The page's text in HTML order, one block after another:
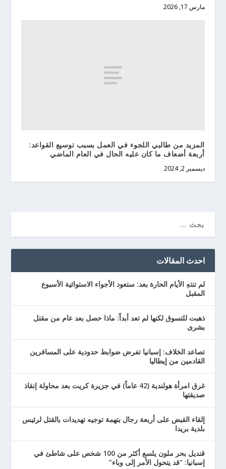
مارس 17, 2026
المزيد من طالبي اللجوء في العمل بسبب توسيع القواعد:
أربعة أضعاف ما كان عليه الحال في العام الماضي
ديسمبر 2, 2024
احدث المقالات
لم تنتهِ الأيام الحارة بعد: ستعود الأجواء الاستوائية الأسبوع
المقبل
ذهبت للتسوق لكنها لم تعد أبداً: ماذا حصل بعد عام من مقتل
بشرى
تصاعد الخلاف: إسبانيا تفرض ضوابط حدودية على المسافرين
القادمين من إيطاليا
غرق امرأة هولندية (42 عاماً) في جزيرة كريت بعد محاولة إنقاذ
صديقتها
إلقاء القبض على أربعة رجال بتهمة توجيه تهديدات بالقتل لرئيس
بلدية بريدا
قنديل بحر ملون يلسع أكثر من 100 شخص على شاطئ في
إسبانيا: “قد يتحول الأمر إلى وباء”